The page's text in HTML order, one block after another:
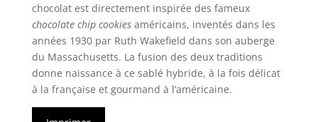
chocolat est directement inspirée des fameux
chocolate chip cookiesaméricains, inventés dans les
années 1930 par Ruth Wakefield dans son auberge
du Massachusetts. La fusion des deux traditions
donne naissance à ce sablé hybride, à la fois délicat
à la française et gourmand à l’américaine.